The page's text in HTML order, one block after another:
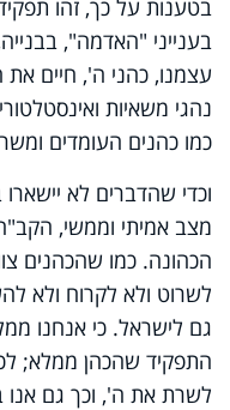
בטענות על כך, זהו
בענייני "האדמה",
עצמנו, כהני ה', חיים את
נהגי משאיות
כמו כהנים העומדים
וכדי שהדברים לא
מצב אמיתי וממשי,
הכהונה. כמו שהכהנים
לשרוט ולא לקרוח ולא
גם לישראל. כי אנחנו
התפקיד שהכהן ממלא;
לשרת את ה', וכך גם אנו